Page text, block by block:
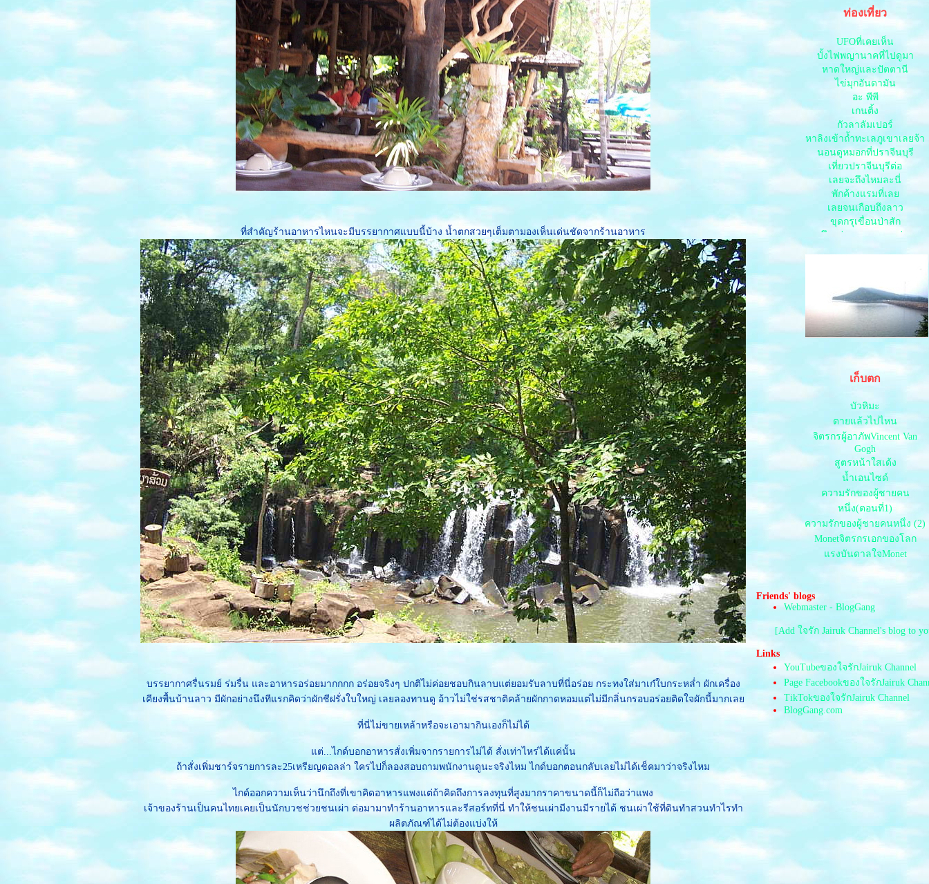
ขอนแก่น
อุทยานมัจฉาโขงกุด
หวาย จ.มหาสารคาม
สันตรัตน์ จ.สารคาม
ปั่นจักรยานรอบโลก
ลุง 500 ขี่มอเตอร์ไซต์
วนอุทยานคนเดียวเกือบ
เดินรอบ"บึงแก่นนคร"
ชวนเดินรอบ"บึงแก่น
สวนดอกคูณ...ในวันนี้
ทำบุญ ถวายพระวันเข้า
น้ำตกตาดเยือง 9
น้ำตกตาดฟานและไร่
เกาะดอนเด็ด ดอนคอน
น้ำตกคอนพะเพ็ง ไนแอ
งการ่าแห่งเอเชีย 5
คอนพะเพ็ง รีสอร์ท4
ปราสาทวัดภู มรดกโลก
ปราสาทวัดภู มรดกโลก
เดินทางไปลาวใต้ 2
ไปอุบล เพื่อไปลาวใต้1
นิวซีแลนด์
หลักเมือง
ชอปปิ้ง งานเอ็กโปร์
ตักบาตร
งานเทศกาลท่องเที่ยว
ภาคใต้ เพื่อดริ๊ง"ชาชัก"
ท่าลี่-ลาว)
วัดหลวงพ่อโตใหญ่ที่สุด
ที่พักปากช่อง โคราช2
ครงการครูบ้านนอก
10 วัดดอยสุเทพ ทุ่ง
ที่สำคัญร้านอาหารไหนจะมีบรรยากาศแบบนี้บ้าง น้ำตกสวยๆเต็มตามองเห็นเด่นชัดจากร้านอาหาร
บรรยากาศรื่นรมย์ ร่มรื่น และอาหารอร่อยมากกกก อร่อยจริงๆ ปกติไม่ค่อยชอบกินลาบแต่ยอมรับลาบที่นี่อร่อย กระทงใส่มาเก๋ใบกระหล่ำ ผักเครื่อง
เคียงพื้นบ้านลาว มีผักอย่างนึงทีแรกคิดว่าผักชีฝรั่งใบใหญ่ เลยลองทานดู อ้าวไม่ใช่รสชาติคล้ายผักกาดหอมแต่ไม่มีกลิ่นกรอบอร่อยติดใจผักนี้มากเล
ที่นี่ไม่ขายเหล้าหรือจะเอามากินเองก็ไม่ได้
ต่...ไกด์บอกอาหารสั่งเพิ่มจากรายการไม่ได้ สั่งเท่าไหร่ได้แค่นั้น
ถ้าสั่งเพิ่มชาร์จรายการละ25เหรียญดอลล่า ใครไปก็ลองสอบถามพนักงานดูนะจริงไหม ไกด์บอกตอนกลับเลยไม่ได้เช็คมาว่าจริงไหม
ไกด์ออกความเห็นว่านึกถึงที่เขาคิดอาหารแพงแต่ถ้าคิดถึงการลงทุนที่สูงมากราคาขนาดนี้ก็ไม่ถือว่าแพง
เจ้าของร้านเป็นคนไทยเคยเป็นนักบวชช่วยชนเผ่า ต่อมามาทำร้านอาหารและรีสอร์ทที่นี่ ทำให้ชนเผ่ามีงานมีรายได้ ชนเผ่าใช้ที่ดินทำสวนทำไรทำ
ผลิตภัณฑ์ได้ไม่ต้องแบ่งให้
ท่องเที่ยว
UFOที่เคยเห็น
บั้งไฟพญานาคที่ไปดูมา
หาดใหญ่และปัตตานี
ไข่มุกอันดามัน
อะ พีพี
เกนติ้ง
กัวลาลัมเปอร์
หาลิงเข้าถ้ำทะเลภูเขาเลยจ้า
นอนดูหมอกที่ปราจีนบุรี
เที่ยวปราจีนบุรีต่อ
เลยจะถึงไหมละนี่
พักค้างแรมที่เล
เลยจนเกือบถึงลาว
ขุดกรุเขื่อนป่าสัก
บึงแก่นนคร ขอนแก่น
ลาว เวียงจันทร์
ลาว2
ปิดทริปเที่ยวลาว
ล่องเรือเจ้าพระยา
รถไฟลอยฟ้า ฟ้า ไท
รถไฟใต้ดินไท
ทะเลน้ำจืดหาดวังโกขอนแก่น
วังน้ำเขียวโคราช
ชอปปิ้งหนองคา
ตัวเมืองขอนแก่น
น้ำผุดทับลาว ชัยภูมิ
สนามหลวง2
ไปดูงานศิลป
สายน้ำกับปลาที่ไปปล่อ
งานExpro
เขื่อนอุบลรัตน์
เที่ยวป่าวัดพรไพรวัลย์
ล่องแพอ่างเก็บน้ำห้วยไร่
ทะเลหมอกภูพานน้อ
วัดเจดีย์ชัยมงคล
ครั้งหนึ่งที่เคยโบกรถ
พระพุทธชินราช,พระธาตุ
น้ำพุร้อน,วัดร่องขุ่น
มหาลัยแม่ฟ้าหลวง,น้ำตกก้าง
ปลา
เวียงแก่น,ภูชี้ฟ้า
ดอยแม่สลอง
อุทยานฯขุนแจ
สวนโลกราชพฤกษ์
วัดเจดีย์7ยอด,วัดเจดีย์หลวง
ครงการครูบ้านนอก
วัดหลวงพ่อโตใหญ่ที่สุดในโลก
งานเที่ยวภาคใต้
เก็บตก
บัวหิมะ
ตายแล้วไปไหน
จิตรกรผู้อาภัพVincent Van
Gogh
สูตรหน้าใสเด้ง
น้ำเอนไซด์
ความรักของผู้ชายคน
หนึ่ง(ตอนที่1)
ความรักของผู้ชายคนหนึ่ง (2)
Monetจิตรกรเอกของโลก
รงบันดาลใจMonet
Friends' blogs
Webmaster - BlogGang
[Add ใจรัก Jairuk Channel's blog to
Links
YouTubeของใจรักJairuk Channel
Page FacebookของใจรักJairuk
TikTokของใจรักJairuk Channel
BlogGang.com